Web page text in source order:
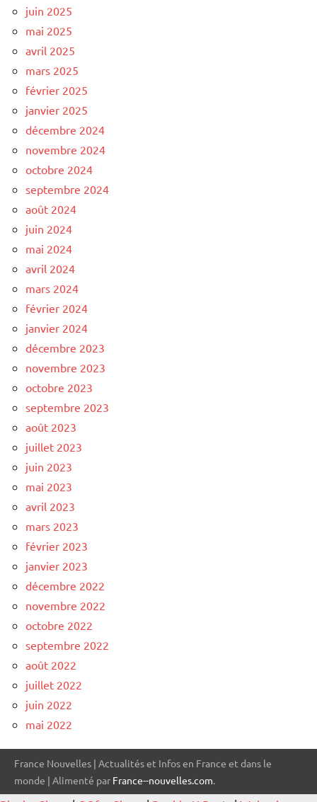
juin 2025
mai 2025
avril 2025
mars 2025
février 2025
janvier 2025
décembre 2024
novembre 2024
octobre 2024
septembre 2024
août 2024
juin 2024
mai 2024
avril 2024
mars 2024
février 2024
janvier 2024
décembre 2023
novembre 2023
octobre 2023
septembre 2023
août 2023
juillet 2023
juin 2023
mai 2023
avril 2023
mars 2023
février 2023
janvier 2023
décembre 2022
novembre 2022
octobre 2022
septembre 2022
août 2022
juillet 2022
juin 2022
mai 2022
France Nouvelles | Actualités et Infos en France et dans le
monde | Alimenté par France--nouvelles.com.